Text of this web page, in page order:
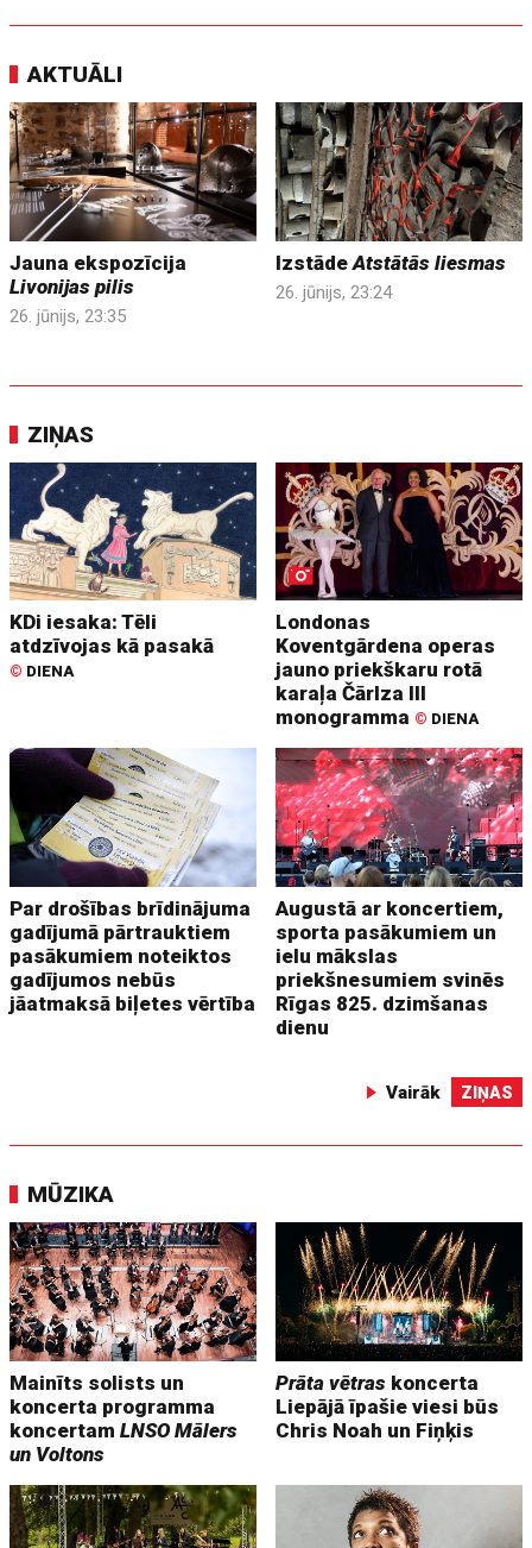
AKTUĀLI
Jauna ekspozīcija
Livonijas pilis
26. jūnijs, 23:35
IzstādeAtstātās liesmas
26. jūnijs, 23:24
ZIŅAS
KDi iesaka: Tēli
atdzīvojas kā pasakā
© DIENA
Londonas
Koventgārdena operas
jauno priekškaru rotā
karaļa Čārlza III
monogramma © DIENA
Par drošības brīdinājuma
gadījumā pārtrauktiem
pasākumiem noteiktos
gadījumos nebūs
jāatmaksā biļetes vērtība
Augustā ar koncertiem,
sporta pasākumiem un
ielu mākslas
priekšnesumiem svinēs
Rīgas 825. dzimšanas
dienu
Vairāk ZIŅAS
MŪZIKA
Mainīts solists un
koncerta programma
koncertamLNSO Mālers
un Voltons
Prāta vētras koncerta
Liepājā īpašie viesi būs
Chris Noah un Fiņķis